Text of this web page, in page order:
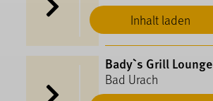
Inhalt laden
Bady`s Grill Lounge
Bad Urach